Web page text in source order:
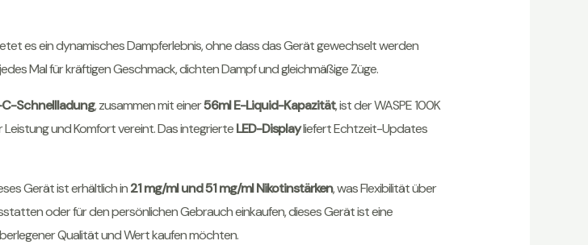
es ein dynamisches Dampferlebnis, ohne dass das Gerät gewechselt werden
Mal für kräftigen Geschmack, dichten Dampf und gleichmäßige Züge.
Schnellladung, zusammen mit einer56ml E-Liquid-Kapazität, ist der WASPE 100K
und Komfort vereint. Das integrierteLED-Displayliefert Echtzeit-Updates
Gerät ist erhältlich in21 mg/ml und 51 mg/ml Nikotinstärken, was Flexibilität über
oder für den persönlichen Gebrauch einkaufen, dieses Gerät ist eine
Qualität und Wert kaufen möchten.